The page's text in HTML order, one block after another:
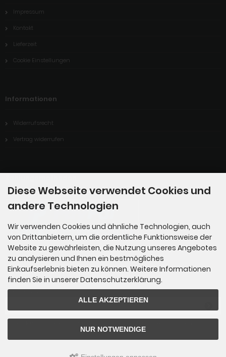
Impressum
Kontakt
Lieferzeit
Cookie Einstellungen
Informationen
Widerrufsrecht
Vertrag widerrufen
Newsletter-Anmeldung
E-Mail-Adresse:
Diese Webseite verwendet Cookies und
andere Technologien
Wir verwenden Cookies und ähnliche Technologien, auch
von Drittanbietern, um die ordentliche Funktionsweise der
Website zu gewährleisten, die Nutzung unseres Angebotes
zu analysieren und Ihnen ein bestmögliches
Einkaufserlebnis bieten zu können. Weitere Informationen
finden Sie in unserer Datenschutzerklärung.
ALLE AKZEPTIEREN
NUR NOTWENDIGE